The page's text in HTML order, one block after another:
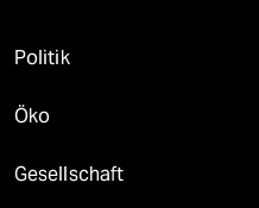
Politik
Öko
Gesellschaft